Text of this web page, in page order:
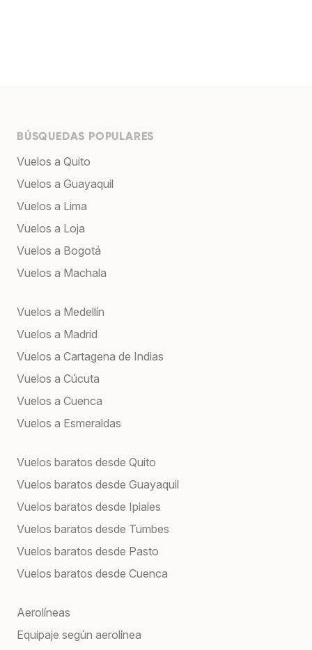
BÚSQUEDAS POPULARES
Vuelos a Quito
Vuelos a Guayaquil
Vuelos a Lima
Vuelos a Loja
Vuelos a Bogotá
Vuelos a Machala
Vuelos a Medellín
Vuelos a Madrid
Vuelos a Cartagena de Indias
Vuelos a Cúcuta
Vuelos a Cuenca
Vuelos a Esmeraldas
Vuelos baratos desde Quito
Vuelos baratos desde Guayaquil
Vuelos baratos desde Ipiales
Vuelos baratos desde Tumbes
Vuelos baratos desde Pasto
Vuelos baratos desde Cuenca
Aerolíneas
Equipaje según aerolínea